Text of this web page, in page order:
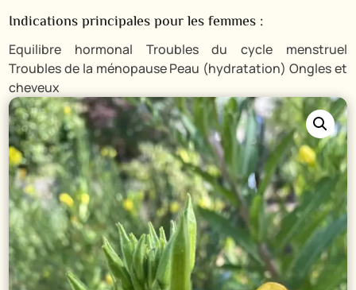
Indications principales pour les femmes :
Equilibre hormonal Troubles du cycle menstruel
Troubles de la ménopause Peau (hydratation) Ongles et
cheveux